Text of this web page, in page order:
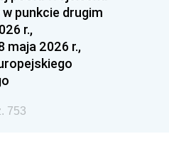
punkcie drugim
r.,
maja 2026 r.,
753